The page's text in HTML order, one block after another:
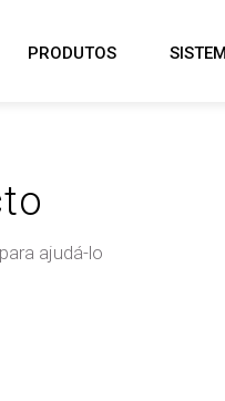
PRODUTOS
ajudá-lo